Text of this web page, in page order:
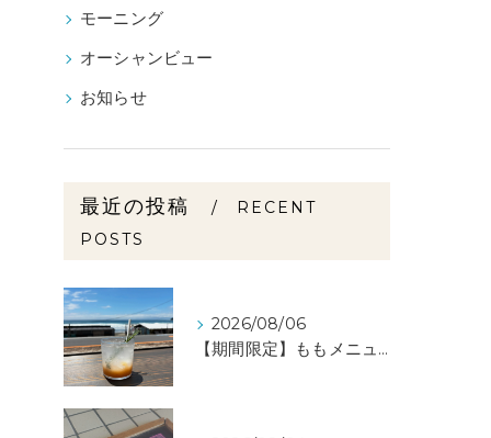
モーニング
オーシャンビュー
お知らせ
最近の投稿
RECENT
POSTS
2026/08/06
【期間限定】ももメニュー🍑スタートしました✨️